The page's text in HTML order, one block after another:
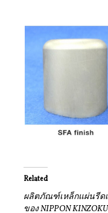
Related
ผลิตภัณฑ์เหล็กแผ่นรีด
ของ NIPPON